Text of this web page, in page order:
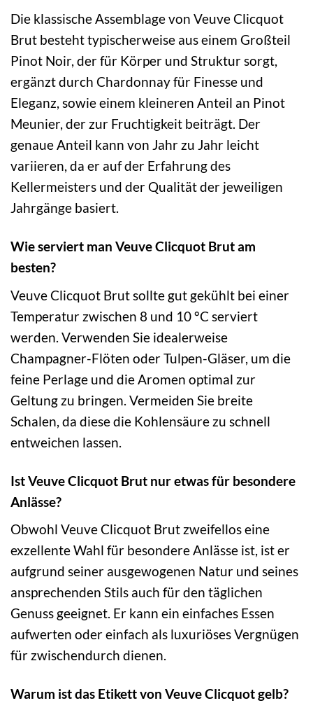
Die klassische Assemblage von Veuve Clicquot
Brut besteht typischerweise aus einem Großteil
Pinot Noir, der für Körper und Struktur sorgt,
ergänzt durch Chardonnay für Finesse und
Eleganz, sowie einem kleineren Anteil an Pinot
Meunier, der zur Fruchtigkeit beiträgt. Der
genaue Anteil kann von Jahr zu Jahr leicht
variieren, da er auf der Erfahrung des
Kellermeisters und der Qualität der jeweiligen
Jahrgänge basiert.
Wie serviert man Veuve Clicquot Brut am
besten?
Veuve Clicquot Brut sollte gut gekühlt bei einer
Temperatur zwischen 8 und 10 °C serviert
werden. Verwenden Sie idealerweise
Champagner-Flöten oder Tulpen-Gläser, um die
feine Perlage und die Aromen optimal zur
Geltung zu bringen. Vermeiden Sie breite
Schalen, da diese die Kohlensäure zu schnell
entweichen lassen.
Ist Veuve Clicquot Brut nur etwas für besondere
Anlässe?
Obwohl Veuve Clicquot Brut zweifellos eine
exzellente Wahl für besondere Anlässe ist, ist er
aufgrund seiner ausgewogenen Natur und seines
ansprechenden Stils auch für den täglichen
Genuss geeignet. Er kann ein einfaches Essen
aufwerten oder einfach als luxuriöses Vergnügen
für zwischendurch dienen.
Warum ist das Etikett von Veuve Clicquot gelb?